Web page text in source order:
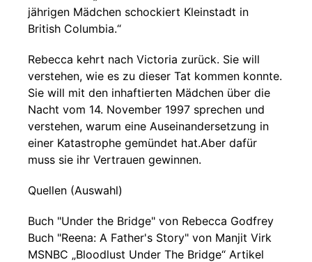
jährigen Mädchen schockiert Kleinstadt in
British Columbia.“
Rebecca kehrt nach Victoria zurück. Sie will
verstehen, wie es zu dieser Tat kommen konnte.
Sie will mit den inhaftierten Mädchen über die
Nacht vom 14. November 1997 sprechen und
verstehen, warum eine Auseinandersetzung in
einer Katastrophe gemündet hat.Aber dafür
muss sie ihr Vertrauen gewinnen.
Quellen (Auswahl)
Buch "Under the Bridge" von Rebecca Godfrey
Buch "Reena: A Father's Story" von Manjit Virk
MSNBC „Bloodlust Under The Bridge“ Artikel